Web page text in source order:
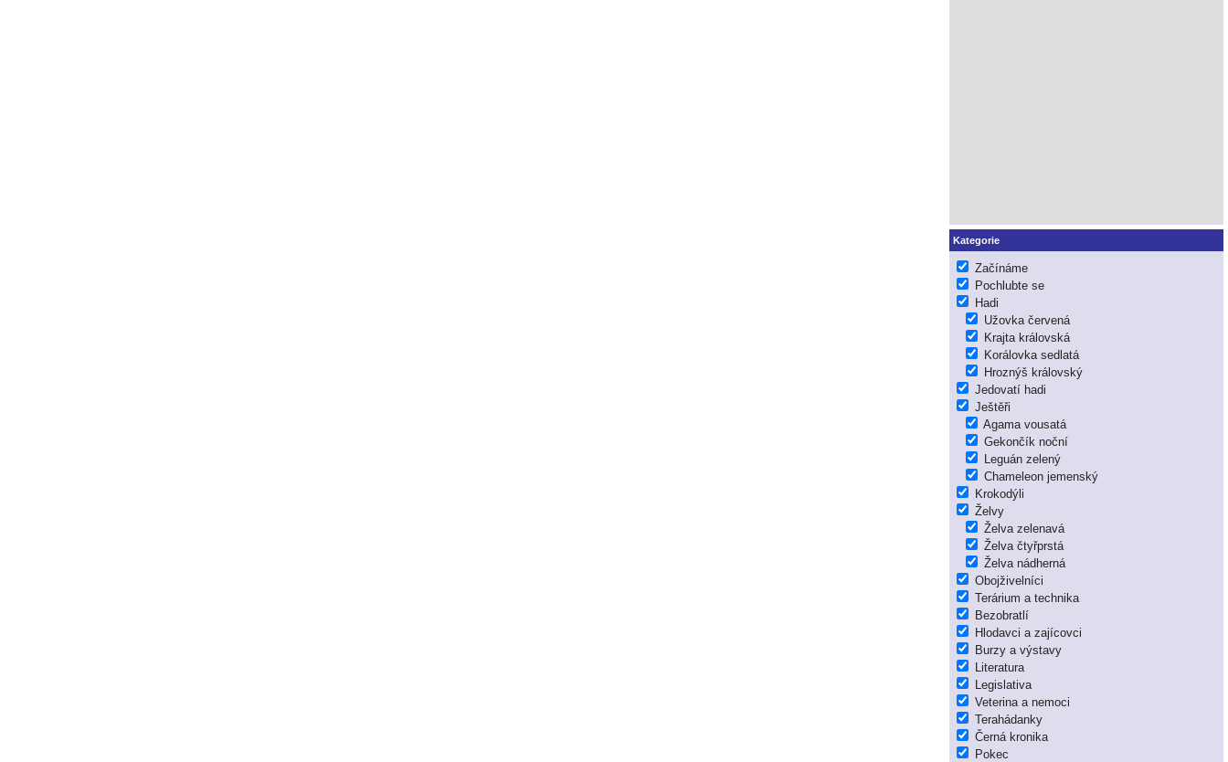
Kategorie
Začínáme
Pochlubte se
Hadi
Užovka červená
Krajta královská
Korálovka sedlatá
Hroznýš královský
Jedovatí hadi
Ještěři
Agama vousatá
Gekončík noční
Leguán zelený
Chameleon jemenský
Krokodýli
Želvy
Želva zelenavá
Želva čtyřprstá
Želva nádherná
Obojživelníci
Terárium a technika
Bezobratlí
Hlodavci a zajícovci
Burzy a výstavy
Literatura
Legislativa
Veterina a nemoci
Terahádanky
Černá kronika
Pokec